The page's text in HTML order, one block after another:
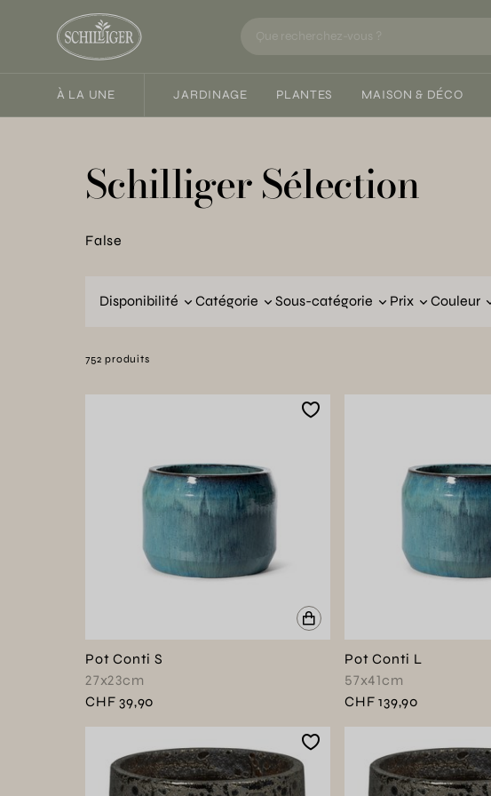
À LA UNE JARDINAGE PLANTES MAISON & DÉCO
Schilliger Sélection
False
Disponibilité Catégorie Sous-catégorie Prix Couleur
752 produits
Pot Conti S
27x23cm
CHF 39,90
Pot Conti L
57x41cm
CHF 139,90